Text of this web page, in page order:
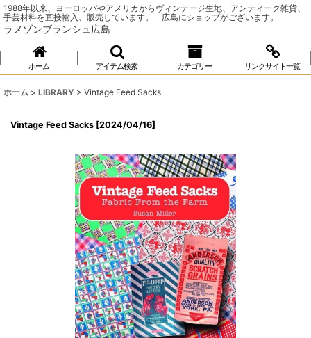
1988年以来、ヨーロッパやアメリカからヴィンテージ生地、アンティーク雑貨、
手芸材料を直接輸入、販売しています。 広島にショップがございます。
ラメゾンブランシュ広島
ホーム アイテム検索 カテゴリー リンクサイト一覧
ホーム > LIBRARY > Vintage Feed Sacks
Vintage Feed Sacks [2024/04/16]